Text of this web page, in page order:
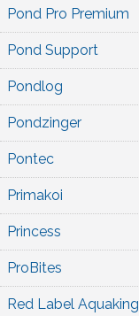
Pond Pro Premium
Pond Support
Pondlog
Pondzinger
Pontec
Primakoi
Princess
ProBites
Red Label Aquaking